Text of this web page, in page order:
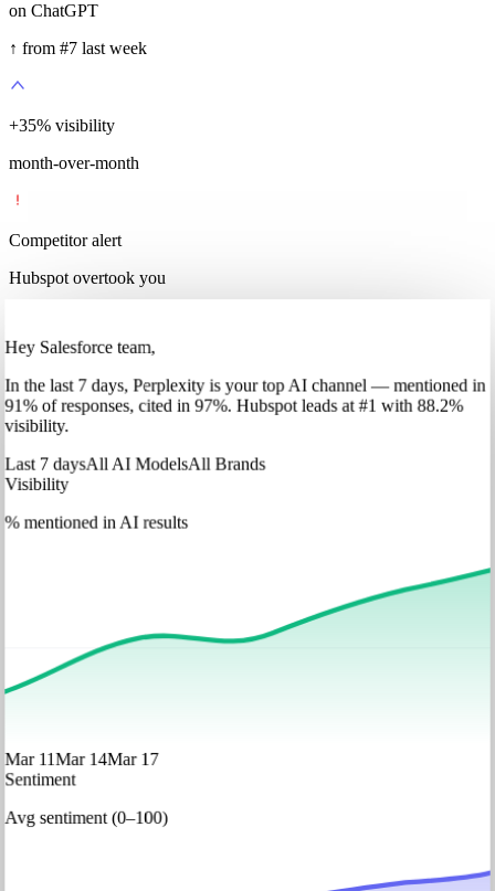
on ChatGPT
↑ from #7 last week
+35% visibility
month-over-month
Competitor alert
Hubspot overtook you
Hey Salesforce team,
Inthe last 7 days, Perplexityis your top AI channel — mentioned in
91% of responses, cited in 97%. Hubspotleads at #1 with 88.2%
visibility.
Last 7 daysAll AI ModelsAll Brands
Visibility
% mentioned in AI results
Mar 11Mar 14Mar 17
Sentiment
Avg sentiment (0–100)